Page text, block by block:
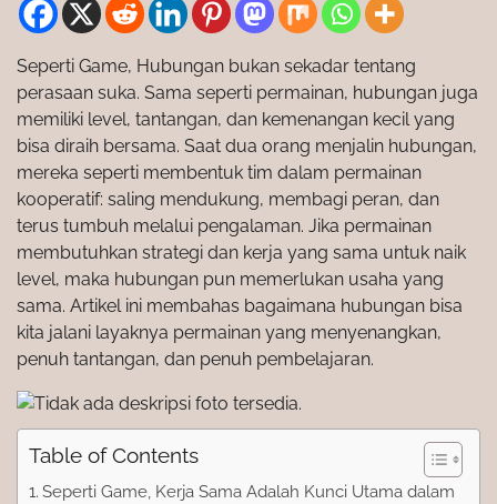
Seperti Game, Hubungan bukan sekadar tentang
perasaan suka. Sama seperti permainan, hubungan juga
memiliki level, tantangan, dan kemenangan kecil yang
bisa diraih bersama. Saat dua orang menjalin hubungan,
mereka seperti membentuk tim dalam permainan
kooperatif: saling mendukung, membagi peran, dan
terus tumbuh melalui pengalaman. Jika permainan
membutuhkan strategi dan kerja yang sama untuk naik
level, maka hubungan pun memerlukan usaha yang
sama. Artikel ini membahas bagaimana hubungan bisa
kita jalani layaknya permainan yang menyenangkan,
penuh tantangan, dan penuh pembelajaran.
Table of Contents
Seperti Game, Kerja Sama Adalah Kunci Utama dalam